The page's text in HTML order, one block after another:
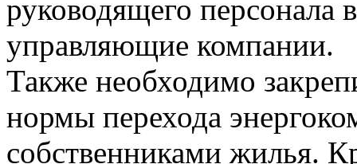
руководящего персонала
управляющие компании.
Также необходимо
нормы перехода
собственниками жилья.